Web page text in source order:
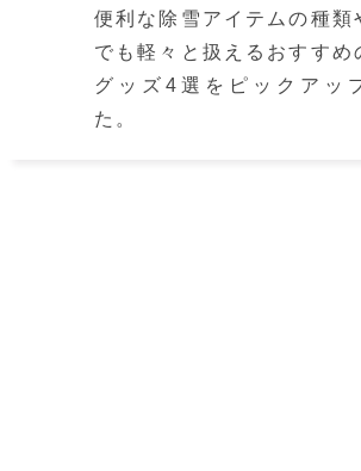
便利な除雪アイテムの種類
でも軽々と扱えるおすすめ
グッズ4選をピックアッ
た。